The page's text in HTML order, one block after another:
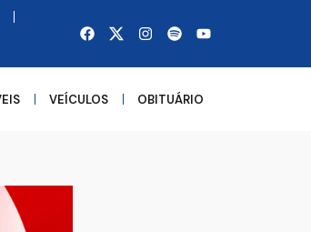
VEÍCULOS OBITUÁRIO